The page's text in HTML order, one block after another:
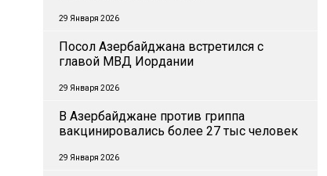
29 Января 2026
Посол Азербайджана встретился с
главой МВД Иордании
29 Января 2026
В Азербайджане против гриппа
вакцинировались более 27 тыс человек
29 Января 2026